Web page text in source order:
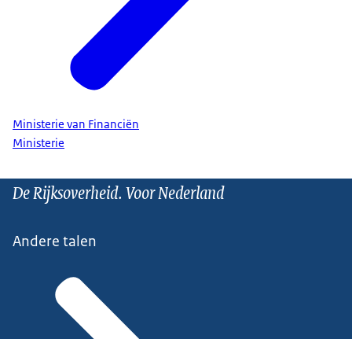
Ministerie van Financiën
Ministerie
De Rijksoverheid. Voor Nederland
Andere talen